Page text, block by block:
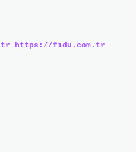
https://fidu.com.tr